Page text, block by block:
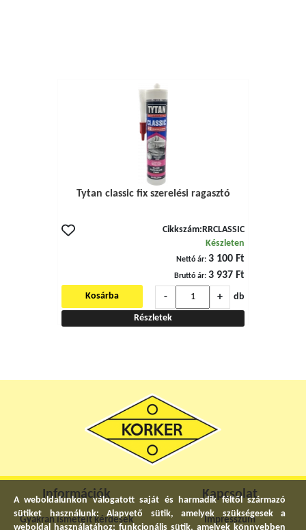
Tytan classic fix szerelési ragasztó
Cikkszám: RRCLASSIC
Készleten
Nettó ár: 3 100 Ft
Bruttó ár: 3 937 Ft
-
+ db
Kosárba
Részletek
Információk
Gyakran ismételt kérdések
Kapcsolat
Impresszum
A weboldalunkon válogatott saját és harmadik féltől származó
sütiket használunk: Alapvető sütik, amelyek szükségesek a
weboldal használatához; funkcionális sütik, amelyek könnyebben